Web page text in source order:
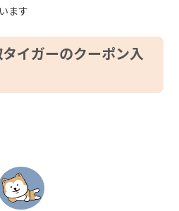
ます
タイガーのクーポン入